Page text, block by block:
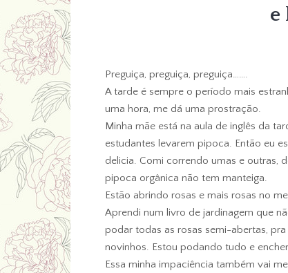
e
Preguiça, preguiça, preguiça…….
A tarde é sempre o período mais
uma hora, me dá uma prostração.
Minha mãe está na aula de inglês da
estudantes levarem pipoca. Então eu
delicia. Comi correndo umas e outras,
pipoca orgânica não tem manteiga.
Estão abrindo rosas e mais rosas no
Aprendi num livro de jardinagem que
podar todas as rosas semi-abertas,
novinhos. Estou podando tudo e
Essa minha impaciência também vai